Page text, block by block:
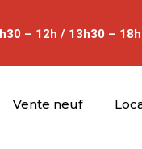
– 12h / 13h30 – 18h
Vente neuf